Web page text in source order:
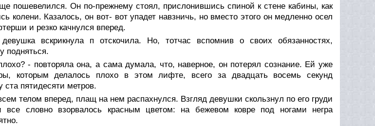
пошевелился. Он по-прежнему стоял, прислонившись спиной к стене кабины, как
колени. Казалось, он вот- вот упадет навзничь, но вместо этого он медленно осел
и резко качнулся вперед.
вскрикнула п отскочила. Но, тотчас вспомнив о своих обязанностях,
подняться.
- повторяла она, а сама думала, что, наверное, он потерял сознание. Ей уже
которым делалось плохо в этом лифте, всего за двадцать восемь секунд
пятидесяти метров.
телом вперед, плащ на нем распахнулся. Взгляд девушки скользнул по его груди
словно взорвалось красным цветом: на бежевом ковре под ногами негра